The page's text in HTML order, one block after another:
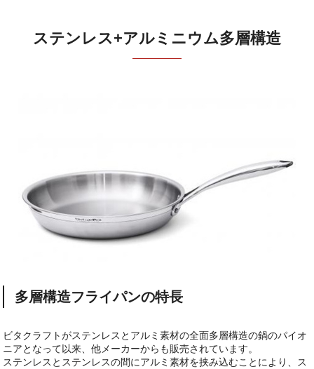
ステンレス+アルミニウム多層構造
多層構造フライパンの特長
ビタクラフトがステンレスとアルミ素材の全面多層構造の鍋のパイオ
ニアとなって以来、他メーカーからも販売されています。
ステンレスとステンレスの間にアルミ素材を挟み込むことにより、ス